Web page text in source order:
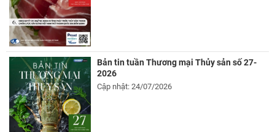
Bản tin tuần Thương mại Thủy sản số 27-
2026
Cập nhật: 24/07/2026